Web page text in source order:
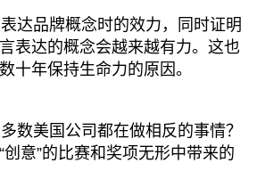
达品牌概念时的效力，同时证明
表达的概念会越来越有力。这也
十年保持生命力的原因。
数美国公司都在做相反的事情？
意”的比赛和奖项无形中带来的